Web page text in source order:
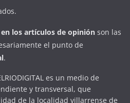
los artículos de opinión son las
el punto de
.
es un medio de
y transversal, que
de la localidad villarrense de